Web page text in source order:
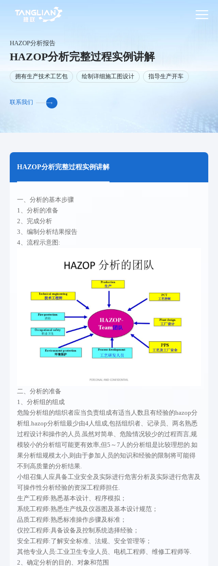
01
关于我
02
业务范
03
服务领
04
工程案
05
资讯中联系我
HAZOP分析报告
HAZOP分析完整过程实例讲解
拥有生产技术工艺包 绘制详细施工图设计 指导生产开车
联系我们
HAZOP分析完整过程实例讲解
一、分析的基本步骤
1、分析的准备
2、完成分析
3、编制分析结果报告
4、流程示意图:
二、分析的准备
1、分析组的组成
危险分析组的组织者应当负责组成有适当人数且有经验的hazop分
析组.hazop分析组最少由4人组成,包括组织者、记录员、两名熟悉
过程设计和操作的人员.虽然对简单、危险情况较少的过程而言,规
模较小的分析组可能更有效率,但5～7人的分析组是比较理想的.如
果分析组规模太小,则由于参加人员的知识和经验的限制将可能得
不到高质量的分析结果.
小组召集人应具备工业安全及实际进行危害分析及实际进行危害及
可操作性分析经验的资深工程师担任.
生产工程师:熟悉基本设计、程序模拟；
系统工程师:熟悉生产线及仪器图及基本设计规范；
品质工程师:熟悉标准操作步骤及标准；
仪控工程师:具备设备及控制系统选择经验；
安全工程师:了解安全标准、法规、安全管理等；
其他专业人员:工业卫生专业人员、电机工程师、维修工程师等.
2、确定分析的目的、对象和范围